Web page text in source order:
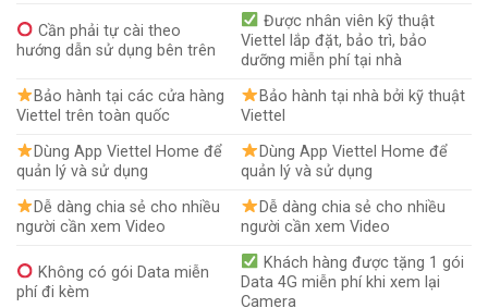
Cần phải tự cài theo
hướng dẫn sử dụng bên trên
Được nhân viên kỹ thuật
Viettel lắp đặt, bảo trì, bảo
dưỡng miễn phí tại nhà
Bảo hành tại các cửa hàng
Viettel trên toàn quốc
Bảo hành tại nhà bởi kỹ thuật
Viettel
Dùng App Viettel Home để
quản lý và sử dụng
Dùng App Viettel Home để
quản lý và sử dụng
Dễ dàng chia sẻ cho nhiều
người cần xem Video
Dễ dàng chia sẻ cho nhiều
người cần xem Video
Không có gói Data miễn
phí đi kèm
Khách hàng được tặng 1 gói
Data 4G miễn phí khi xem lại
Camera